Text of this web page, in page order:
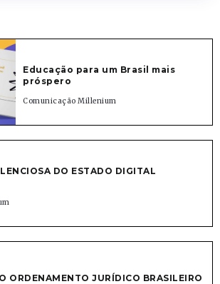
Educação para um Brasil mais
próspero
Comunicação Millenium
DO ESTADO DIGITAL
ORDENAMENTO JURÍDICO BRASILEIRO